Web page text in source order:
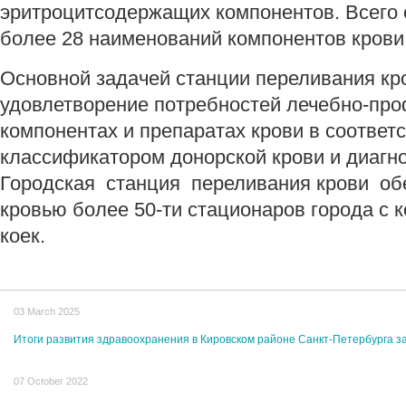
эритроцитсодержащих компонентов. Всего
более 28 наименований компонентов
Основной задачей станции переливания
удовлетворение потребностей лечебно-
компонентах и препаратах крови в
классификатором донорской крови и
Городская станция переливания крови
кровью более 50-ти стационаров города
коек.
03 March 2025
Итоги развития здравоохранения в Кировском районе Санкт-Петербурга
07 October 2022